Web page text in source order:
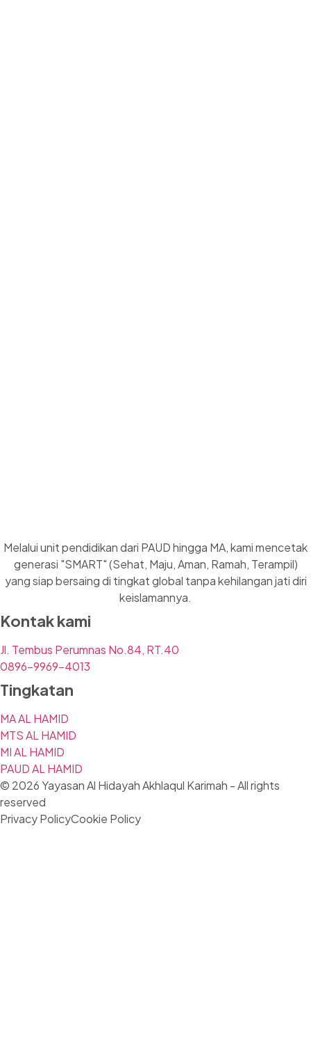
Melalui unit pendidikan dari PAUD hingga MA, kami mencetak
generasi "SMART" (Sehat, Maju, Aman, Ramah, Terampil)
yang siap bersaing di tingkat global tanpa kehilangan jati diri
keislamannya.
Kontak kami
Jl. Tembus Perumnas No.84, RT.40
0896-9969-4013
Tingkatan
MA AL HAMID
MTS AL HAMID
MI AL HAMID
PAUD AL HAMID
© 2026 Yayasan Al Hidayah Akhlaqul Karimah - All rights
reserved
Privacy PolicyCookie Policy